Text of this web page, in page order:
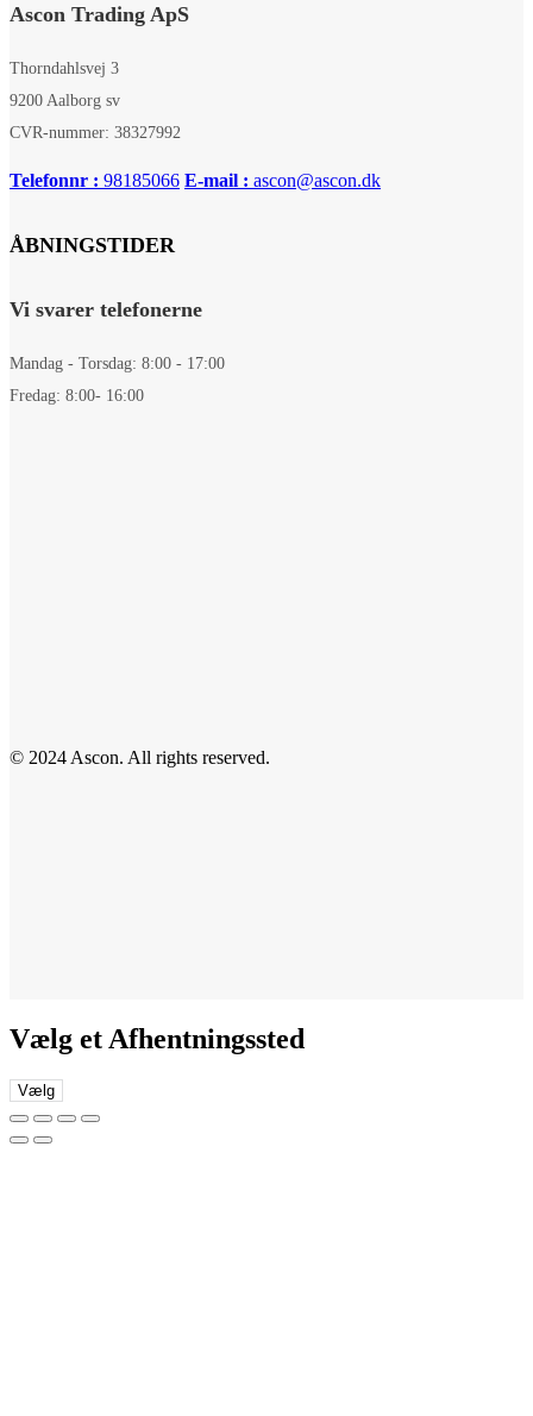
Ascon Trading ApS
Thorndahlsvej 3
9200 Aalborg sv
CVR-nummer: 38327992
Telefonnr : 98185066 E-mail : ascon@ascon.dk
ÅBNINGSTIDER
Vi svarer telefonerne
Mandag - Torsdag: 8:00 - 17:00
Fredag: 8:00- 16:00
© 2024 Ascon. All rights reserved.
Vælg et Afhentningssted
Vælg